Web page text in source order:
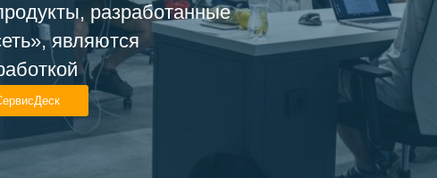
разработанные
являются